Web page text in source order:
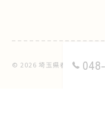
© 2026 埼玉県春日部の中華